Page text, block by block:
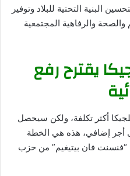
البنية التحتية للبلاد وتوفير
والرفاهية المجتمعية
يقترح رفع
أكثر تكلفة، ولكن سيحصل
أجر إضافي، هذه هي الخطة
“فنسنت فان بيتيغيم” من حزب